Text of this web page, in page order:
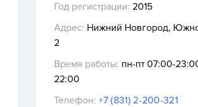
Год регистрации: 2015
Адрес: Нижний Новгород,
2
Время работы: пн-пт 07:00-
22:00
Телефон: +7 (831) 2-200-321